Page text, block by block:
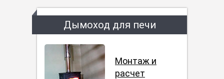
Дымоход для печи
Монтаж и
расчет